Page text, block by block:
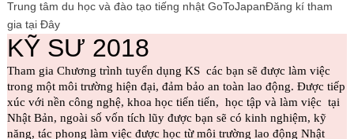
Trung tâm du học và đào tạo tiếng nhật GoToJapanĐăng kí tham
gia tại Đây